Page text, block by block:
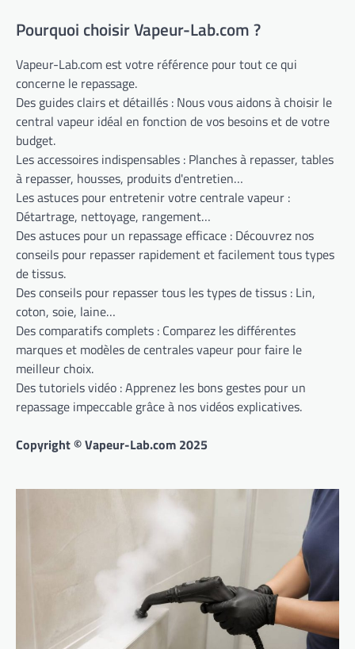
Pourquoi choisir Vapeur-Lab.com ?
Vapeur-Lab.com est votre référence pour tout ce qui
concerne le repassage.
Des guides clairs et détaillés : Nous vous aidons à choisir le
central vapeur idéal en fonction de vos besoins et de votre
budget.
Les accessoires indispensables : Planches à repasser, tables
à repasser, housses, produits d'entretien…
Les astuces pour entretenir votre centrale vapeur :
Détartrage, nettoyage, rangement…
Des astuces pour un repassage efficace : Découvrez nos
conseils pour repasser rapidement et facilement tous types
de tissus.
Des conseils pour repasser tous les types de tissus : Lin,
coton, soie, laine…
Des comparatifs complets : Comparez les différentes
marques et modèles de centrales vapeur pour faire le
meilleur choix.
Des tutoriels vidéo : Apprenez les bons gestes pour un
repassage impeccable grâce à nos vidéos explicatives.
Copyright © Vapeur-Lab.com 2025